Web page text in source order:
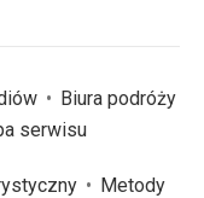
Biura podróży
serwisu
Metody